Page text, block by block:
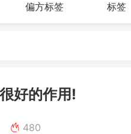
偏方标签 标签
好的作用!
480